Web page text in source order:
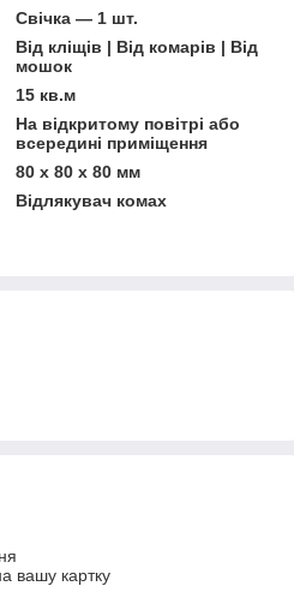
Свічка — 1 шт.
Від кліщів | Від комарів | Від
мошок
15 кв.м
На відкритому повітрі або
всередині приміщення
80 х 80 х 80 мм
Відлякувач комах
вашу картку